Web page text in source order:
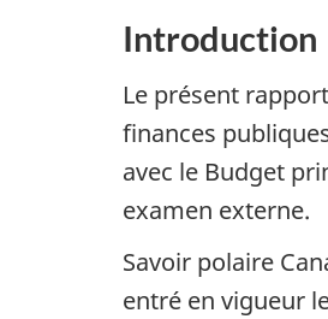
Introduction
Le présent
finances
avec le Budget
examen externe.
Savoir polaire
entré en vigueur